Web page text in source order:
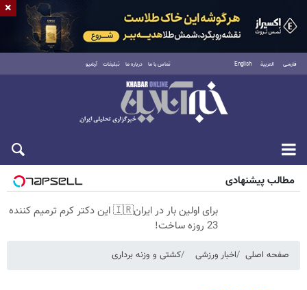
فارسی العربية English تماس با ما درباره ما تبلیغات آرشیو
پنجشنبه ۱۵ مرداد ۱۴۰۵
مطالب پیشنهادی
برای اولین بار در ایران🇮🇷 این دکتر کرم ترمیم کننده
23 روزه ساخت!
صفحه اصلی اخبار ورزشی کشتی و وزنه‌ برداری
×